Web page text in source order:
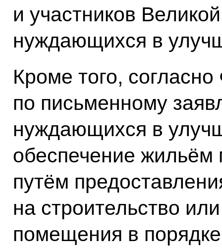
и участников
нуждающихся в
Кроме того,
по письменному
нуждающихся в
обеспечение жильём
путём
на строительство
помещения в